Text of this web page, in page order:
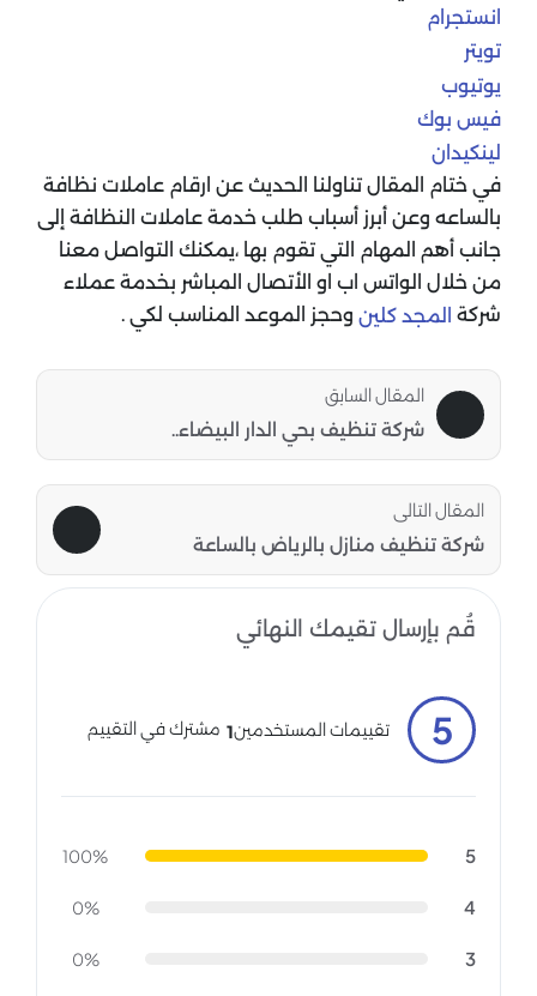
انستجرام
تويتر
يوتيوب
فيس بوك
لينكيدان
في ختام المقال تناولنا الحديث عن ارقام عاملات نظافة
بالساعه وعن أبرز أسباب طلب خدمة عاملات النظافة إلى
جانب أهم المهام التي تقوم بها ،يمكنك التواصل معنا
من خلال الواتس اب او الأتصال المباشر بخدمة عملاء
شركة المجد كلين وحجز الموعد المناسب لكي .
المقال السابق
شركة تنظيف بحي الدار البيضاء..
المقال التالى
شركة تنظيف منازل بالرياض بالساعة
قُم بإرسال تقيمك النهائي
5 تقييمات المستخدمين1 مشترك في التقييم
5
100%
4
0%
3
0%